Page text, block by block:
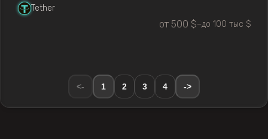
Tether
от 500 $—до 100 тыс $
<- 1 2 3 4 ->